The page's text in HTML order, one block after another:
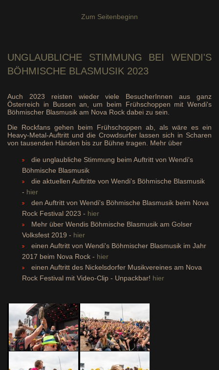
Zum Seitenbeginn
UNGLAUBLICHE STIMMUNG BEI WENDI'S
BÖHMISCHE BLASMUSIK 2023
Auch 2023 reisten wieder viele BesucherInnen aus ganz
Österreich in Bussen an, um beim Frühschoppen mit Wendi's
Böhmischer Blasmusik am Nova Rock dabei zu sein.
Die Rockfans gehen beim Frühschoppen ab, als wäre es ein
Heavy-Metal-Auftritt und die Crowdsurfer lassen sich in Scharen
von tausenden Händen bis zur Bühne tragen. Mehr über
die unglaubliche Stimmung beim Auftritt von Wendi's
Böhmische Blasmusik
die aktuellen Auftritte von Wendi's Böhmische Blasmusik
- hier
den Auftritt von Wendi's Böhmische Blasmusik beim Nova
Rock Festival 2023 - hier
Mehr über Wendis Böhmische Blasmusik am Golser
Volksfest 2019 - hier
einen Auftritt von Wendi's Böhmischer Blasmusik im Jahr
2017 beim Nova Rock - hier
einen Auftritt des Nickelsdorfer Musikvereines am Nova
Rock Festival mit Video-Clip - Unpackbar! hier